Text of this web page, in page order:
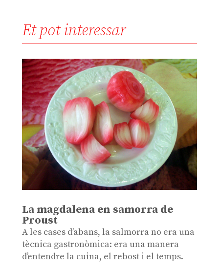
Et pot interessar
La magdalena en samorra de
Proust
A les cases d’abans, la salmorra no era una
tècnica gastronòmica: era una manera
d’entendre la cuina, el rebost i el temps.